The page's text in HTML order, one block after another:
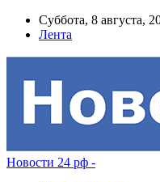
Суббота, 8 августа,
Лента
Новости 24 рф -